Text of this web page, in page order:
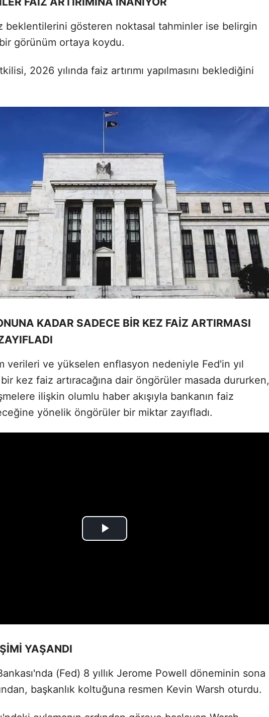
beklentilerini gösteren noktasal tahminler ise belirgin
görünüm ortaya koydu.
2026 yılında faiz artırımı yapılmasını beklediğini
KADAR SADECE BİR KEZ FAİZ ARTIRMASI
verileri ve yükselen enflasyon nedeniyle Fed'in yıl
kez faiz artıracağına dair öngörüler masada dururken,
ilişkin olumlu haber akışıyla bankanın faiz
yönelik öngörüler bir miktar zayıfladı.
YAŞANDI
(Fed) 8 yıllık Jerome Powell döneminin sona
başkanlık koltuğuna resmen Kevin Warsh oturdu.